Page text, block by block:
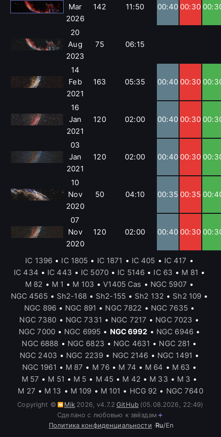
Mar
2026
142 11:50 00:40 00:30
20
Aug
2023
75 06:15
14
Feb
2021
163 05:35 00:40 00:30
16
Jan
2021
120 02:00 00:40 00:30
03
Jan
2021
120 02:00 00:40 00:30
10
Nov
2020
50 04:10 00:35 00:35
07
Nov
2020
120 02:00 00:40 00:30
IC 1396 • IC 1805 • IC 1871 • IC 405 • IC 417 •
IC 434 • IC 443 • IC 5070 • IC 5146 • IC 63 • M 81 •
M 82 • M 1 • M 103 • V1405 Cas • NGC 5907 •
NGC 4565 • Sh2-168 • Sh2-155 • Sh2 132 • Sh2 109 •
NGC 896 • NGC 891 • NGC 7822 • NGC 7635 •
NGC 7380 • NGC 7331 • NGC 7217 • NGC 7023 •
NGC 7000 • NGC 6995 • NGC 6992 • NGC 6946 •
NGC 6888 • NGC 6823 • NGC 4631 • NGC 281 •
NGC 2403 • NGC 2239 • NGC 2146 • NGC 1491 •
NGC 1961 • M 87 • M 76 • M 74 • M 64 • M 63 •
M 57 • M 51 • M 5 • M 45 • M 42 • M 33 • M 3 •
M 27 • M 13 • M 109 • M 101 • HCG 92 • NGC 7640
Copyright © Mik 2026 v4.7.2 GitHub (05.08.2026, 22:49)
Сделано с любовью к звёздам
Политика конфиденциальности ·Ru/En